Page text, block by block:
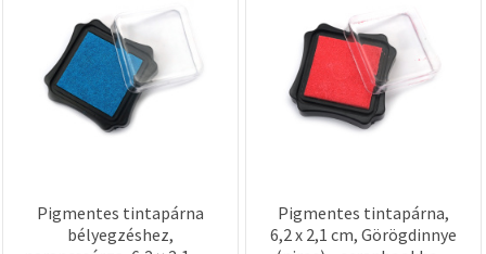
Pigmentes tintapárna
bélyegzéshez,
Pigmentes tintapárna,
6,2 x 2,1 cm, Görögdinnye